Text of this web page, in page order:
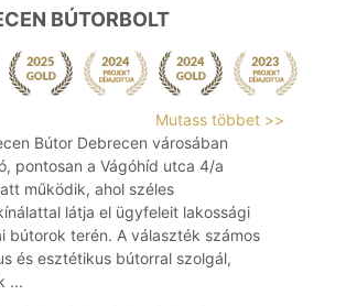
BÚTORBOLT
Mutass többet >>
Bútor Debrecen városában
pontosan a Vágóhíd utca 4/a
működik, ahol széles
látja el ügyfeleit lakossági
bútorok terén. A választék számos
és esztétikus bútorral szolgál,
...